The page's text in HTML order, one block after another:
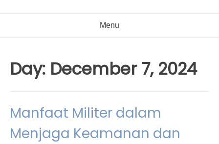
Menu
Day: December 7, 2024
Manfaat Militer dalam
Menjaga Keamanan dan